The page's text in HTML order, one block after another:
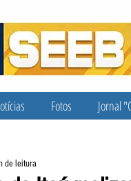
Fotos Jornal
de leitura